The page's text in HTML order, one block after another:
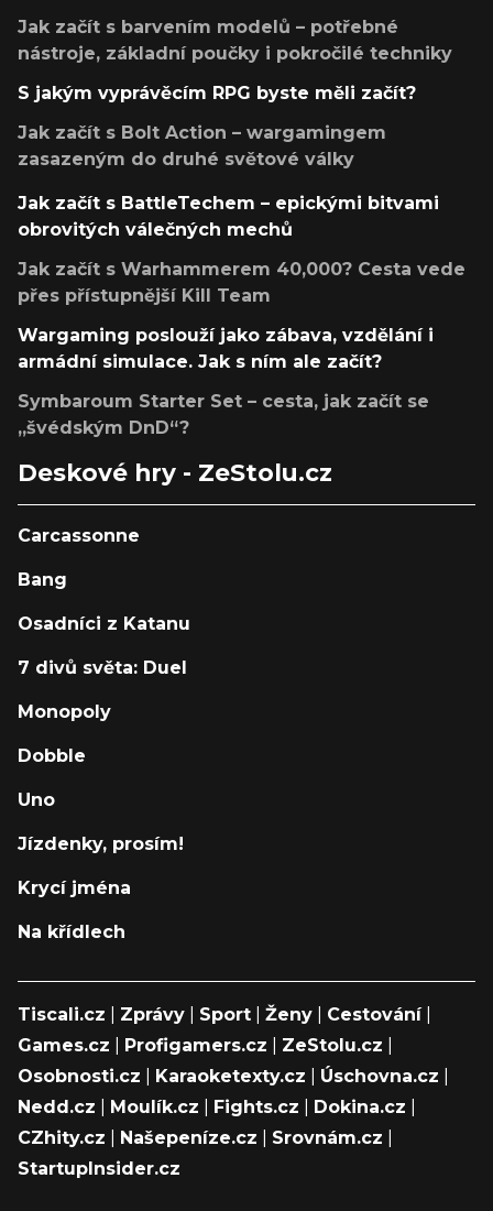
Jak začít s barvením modelů – potřebné
nástroje, základní poučky i pokročilé techniky
S jakým vyprávěcím RPG byste měli začít?
Jak začít s Bolt Action – wargamingem
zasazeným do druhé světové války
Jak začít s BattleTechem – epickými bitvami
obrovitých válečných mechů
Jak začít s Warhammerem 40,000? Cesta vede
přes přístupnější Kill Team
Wargaming poslouží jako zábava, vzdělání i
armádní simulace. Jak s ním ale začít?
Symbaroum Starter Set – cesta, jak začít se
„švédským DnD“?
Deskové hry - ZeStolu.cz
Carcassonne
Bang
Osadníci z Katanu
7 divů světa: Duel
Monopoly
Dobble
Uno
Jízdenky, prosím!
Krycí jména
Na křídlech
Tiscali.cz Zprávy Sport Ženy Cestování|
Games.cz
Profigamers.cz ZeStolu.cz
Osobnosti.cz
Karaoketexty.cz Úschovna.cz
Nedd.cz
Moulík.cz Fights.cz Dokina.cz
CZhity.cz
Našepeníze.cz Srovnám.cz
StartupInsider.cz